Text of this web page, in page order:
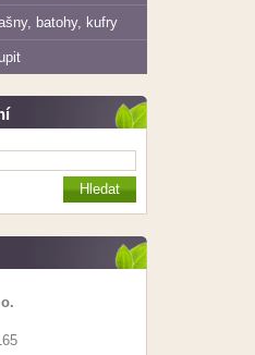
batohy, kufry